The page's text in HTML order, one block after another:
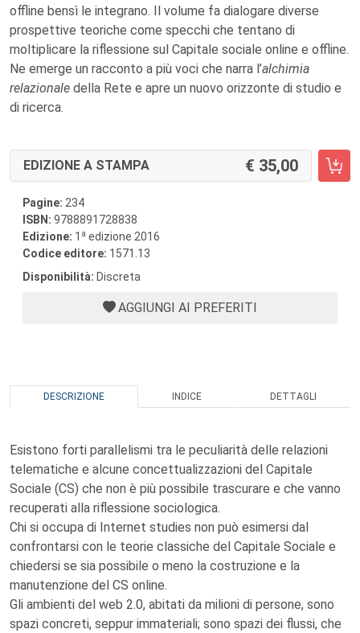
offline bensì le integrano. Il volume fa dialogare diverse
prospettive teoriche come specchi che tentano di
moltiplicare la riflessione sul Capitale sociale online e offline.
Ne emerge un racconto a più voci che narra l’alchimia
relazionale della Rete e apre un nuovo orizzonte di studio e
di ricerca.
EDIZIONE A STAMPA 35,00
Pagine: 234
ISBN: 9788891728838
Edizione: 1 a edizione 2016
Codice editore: 1571.13
Disponibilità: Discreta
AGGIUNGI AI PREFERITI
DESCRIZIONE INDICE DETTAGLI
Esistono forti parallelismi tra le peculiarità delle relazioni
telematiche e alcune concettualizzazioni del Capitale
Sociale (CS) che non è più possibile trascurare e che vanno
recuperati alla riflessione sociologica.
Chi si occupa di Internet studies non può esimersi dal
confrontarsi con le teorie classiche del Capitale Sociale e
chiedersi se sia possibile o meno la costruzione e la
manutenzione del CS online.
Gli ambienti del web 2.0, abitati da milioni di persone, sono
spazi concreti, seppur immateriali; sono spazi dei flussi, che